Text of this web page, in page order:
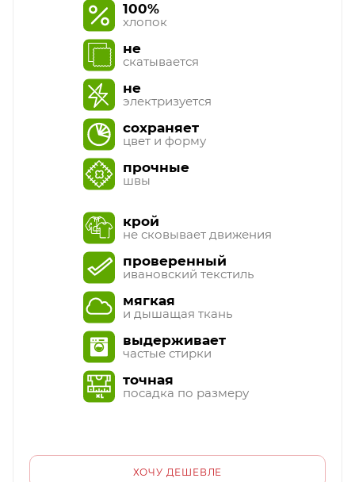
100%
хлопок
не
скатывается
не
электризуется
сохраняет
цвет и форму
прочные
швы
крой
не сковывает движения
проверенный
ивановский текстиль
мягкая
и дышащая ткань
выдерживает
частые стирки
точная
посадка по размеру
ХОЧУ ДЕШЕВЛЕ